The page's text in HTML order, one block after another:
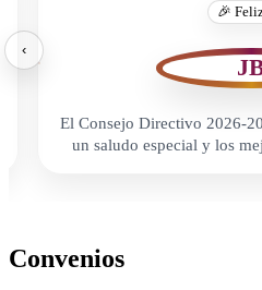
‹
🎉
El Consejo Directivo 2026-
un saludo especial y los
Convenios